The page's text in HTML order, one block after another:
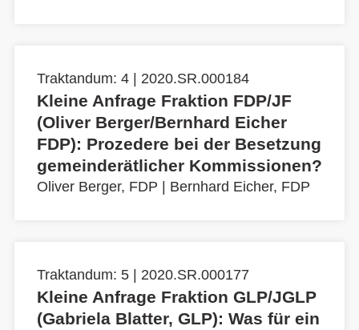
Traktandum: 4 | 2020.SR.000184
Kleine Anfrage Fraktion FDP/JF
(Oliver Berger/Bernhard Eicher
FDP): Prozedere bei der Besetzung
gemeinderätlicher Kommissionen?
Oliver Berger, FDP Bernhard Eicher, FDP
Traktandum: 5 | 2020.SR.000177
Kleine Anfrage Fraktion GLP/JGLP
(Gabriela Blatter, GLP): Was für ein